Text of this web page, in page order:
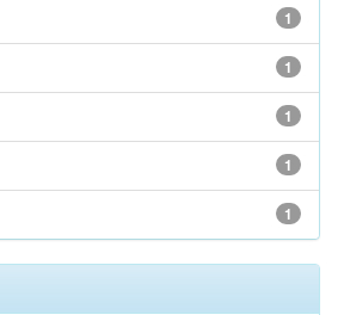
1
1
1
1
1